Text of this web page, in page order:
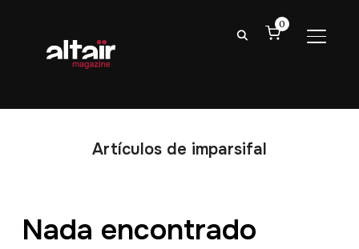
0
Artículos de imparsifal
Nada encontrado